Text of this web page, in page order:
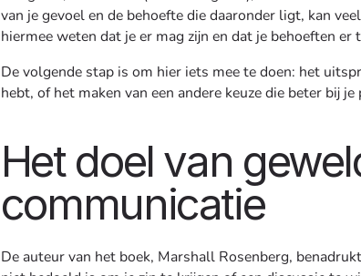
van je gevoel en de behoefte die daaronder ligt, kan
hiermee weten dat je er mag zijn en dat je behoeften er
De volgende stap is om hier iets mee te doen: het
hebt, of het maken van een andere keuze die beter bij je
Het doel van
communicatie
De auteur van het boek, Marshall Rosenberg,